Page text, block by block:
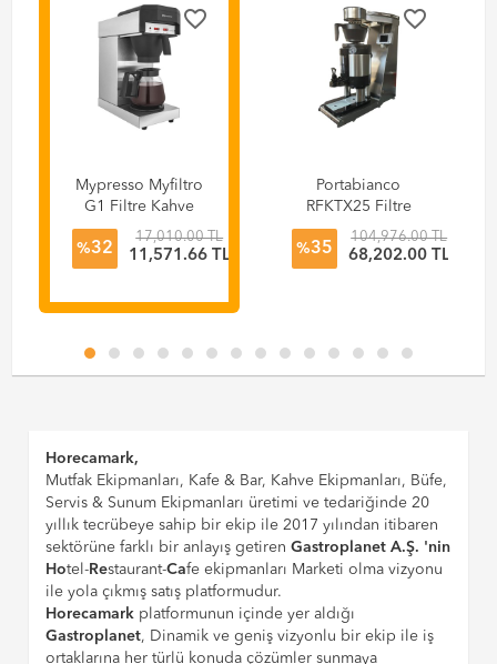
favorite_border
Mypresso Myfiltro
G1 Filtre Kahve
Makinesi
%32
17,010.00 TL
11,571.66 TL
favorite_border
Portabianco
RFKTX25 Filtre
Kahve Makinesi
Yüksek Kapasite ve
Barista Kontrolü
%35
104,976.00 TL
68,202.00 TL
Horecamark,
Mutfak Ekipmanları, Kafe & Bar, Kahve Ekipmanları, Büfe,
Servis & Sunum Ekipmanları üretimi ve tedariğinde 20
yıllık tecrübeye sahip bir ekip ile 2017 yılından itibaren
sektörüne farklı bir anlayış getirenGastroplanet A.Ş. 'nin
Hotel-Restaurant-Cafe ekipmanları Marketi olma vizyonu
ile yola çıkmış satış platformudur.
Horecamark platformunun içinde yer aldığı
Gastroplanet, Dinamik ve geniş vizyonlu bir ekip ile iş
ortaklarına her türlü konuda çözümler sunmaya